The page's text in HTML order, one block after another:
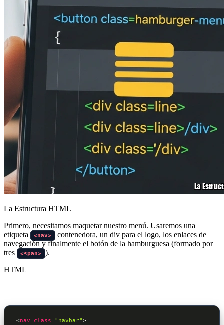
La Estructura HTML
Primero, necesitamos maquetar nuestro menú. Usaremos una
etiqueta
<nav> contenedora, un div para el logo, los enlaces de
navegación y finalmente el botón de la hamburguesa (formado por
tres
<span> ).
HTML
<nav class="navbar">